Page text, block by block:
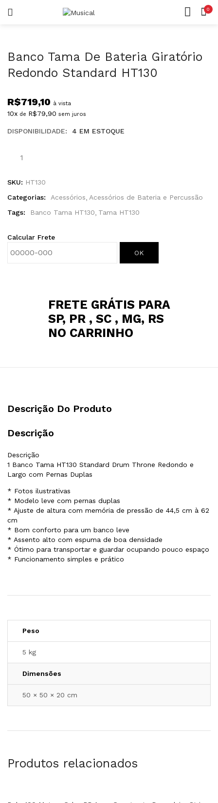
0
Lembrar-me
Banco Tama De Bateria Giratório
Redondo Standard HT130
R$719,10 à vista
10x de R$79,90 sem juros
DISPONIBILIDADE: 4 EM ESTOQUE
SKU: HT130
Categorias:
Acessórios Acessórios de Bateria e Percussão
Tags:
Banco Tama HT130 Tama HT130
Calcular Frete
OK
FRETE GRÁTIS PARA
SP, PR , SC , MG, RS
NO CARRINHO
Descrição Do Produto
Descrição
Descrição
1 Banco Tama HT130 Standard Drum Throne Redondo e
Largo com Pernas Duplas
* Fotos ilustrativas
* Modelo leve com pernas duplas
* Ajuste de altura com memória de pressão de 44,5 cm à 62
cm
* Bom conforto para um banco leve
* Assento alto com espuma de boa densidade
* Ótimo para transportar e guardar ocupando pouco espaço
* Funcionamento simples e prático
Peso
5 kg
Dimensões
50 × 50 × 20 cm
Produtos relacionados